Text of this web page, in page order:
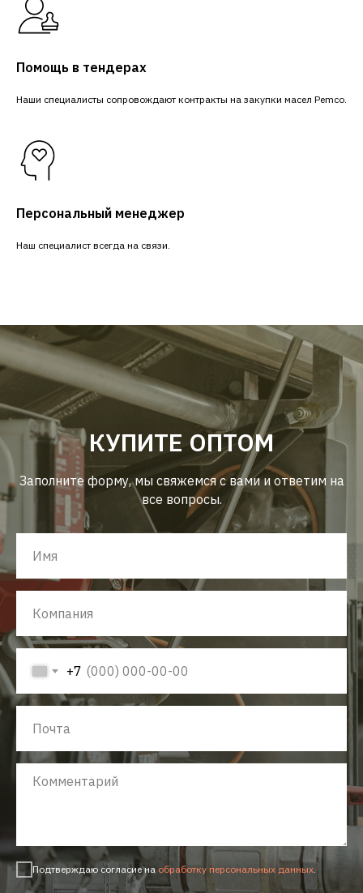
Помощь в тендерах
Наши специалисты сопровождают контракты на закупки масел Pemco.
Персональный менеджер
Наш специалист всегда на связи.
КУПИТЕ ОПТОМ
Заполните форму, мы свяжемся с вами и ответим на
все вопросы.
+7
Подтверждаю согласие на обработку персональных данных.